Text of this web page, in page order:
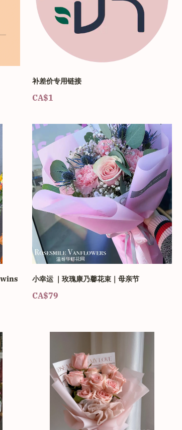
补差价专用链接
CA$1
小幸运 ｜玫瑰康乃馨花束｜母亲节
CA$79